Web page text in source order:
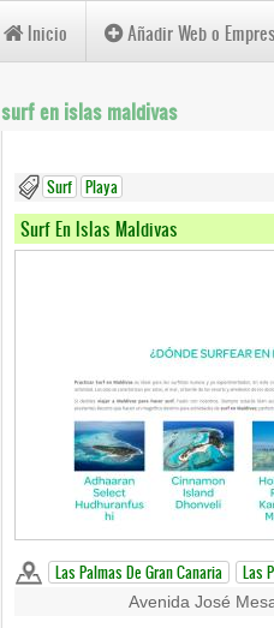
Inicio Añadir Web o
surf en islas maldivas
Surf Playa
Surf En Islas Maldivas
Las Palmas De Gran Canaria Las
Avenida José